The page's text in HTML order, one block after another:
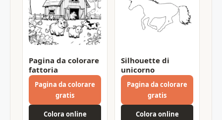
Pagina da colorare
fattoria
Pagina da colorare
gratis
Colora online
Silhouette di
unicorno
Pagina da colorare
gratis
Colora online